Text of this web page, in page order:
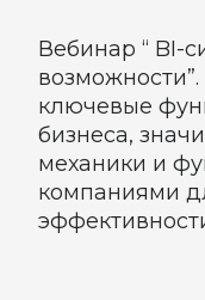
Вебинар “ BI-
ключевые
бизнеса,
механики и
компаниями